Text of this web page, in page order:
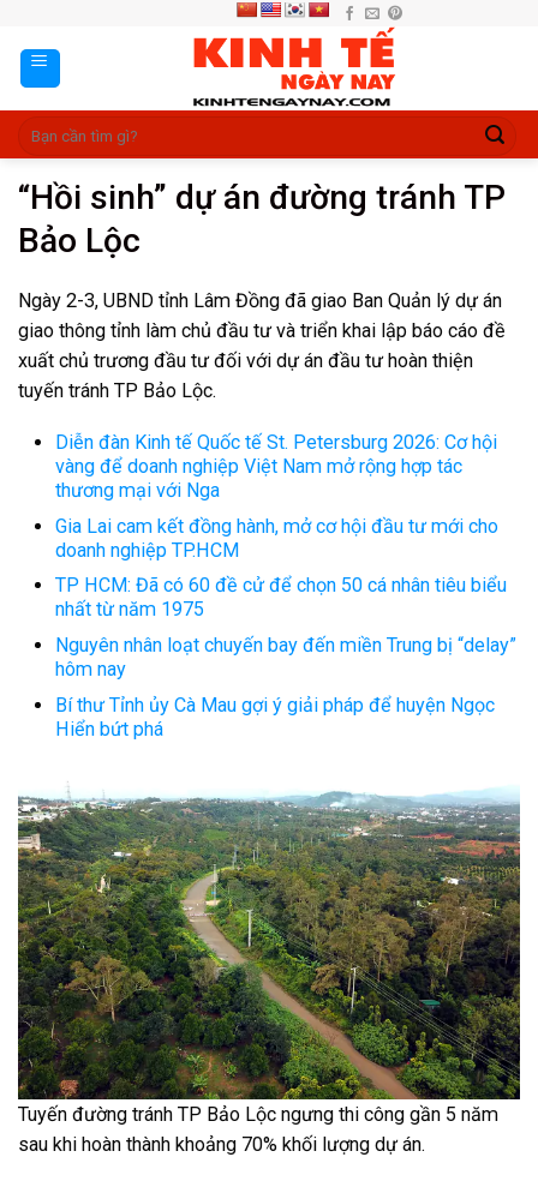
content
“Hồi sinh” dự án đường tránh TP
Bảo Lộc
Ngày 2-3, UBND tỉnh Lâm Đồng đã giao Ban Quản lý dự án
giao thông tỉnh làm chủ đầu tư và triển khai lập báo cáo đề
xuất chủ trương đầu tư đối với dự án đầu tư hoàn thiện
tuyến tránh TP Bảo Lộc.
Diễn đàn Kinh tế Quốc tế St. Petersburg 2026: Cơ hội
vàng để doanh nghiệp Việt Nam mở rộng hợp tác
thương mại với Nga
Gia Lai cam kết đồng hành, mở cơ hội đầu tư mới cho
doanh nghiệp TP.HCM
TP HCM: Đã có 60 đề cử để chọn 50 cá nhân tiêu biểu
nhất từ năm 1975
Nguyên nhân loạt chuyến bay đến miền Trung bị “delay”
hôm nay
Bí thư Tỉnh ủy Cà Mau gợi ý giải pháp để huyện Ngọc
Hiển bứt phá
Tuyến đường tránh TP Bảo Lộc ngưng thi công gần 5 năm
sau khi hoàn thành khoảng 70% khối lượng dự án.